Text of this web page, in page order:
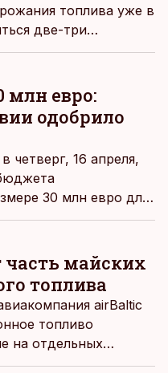
топлива уже в
две-три
млн евро:
одобрило
четверг, 16 апреля,
30 млн евро для
airBaltic.
майских
топлива
airBaltic
топливо
на отдельных
что изменения